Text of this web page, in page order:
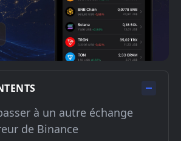
à un autre échange
de Binance